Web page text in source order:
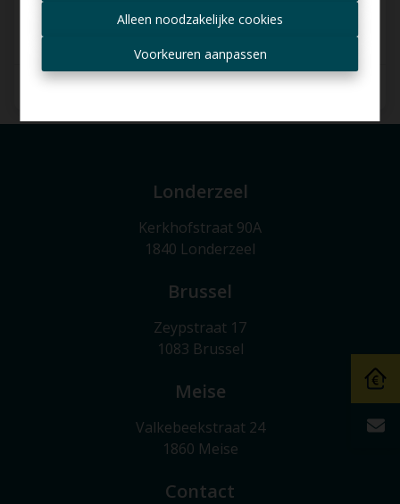
Alleen noodzakelijke cookies
Voorkeuren aanpassen
2 1 62 m²
Londerzeel
Kerkhofstraat 90A
1840 Londerzeel
Brussel
Zeypstraat 17
1083 Brussel
Meise
Valkebeekstraat 24
1860 Meise
Contact
aanbiedingen?
Ontvang aanbod per mail